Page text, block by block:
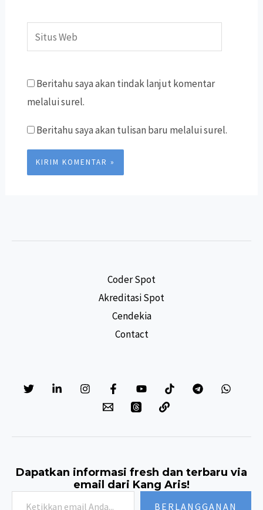
Situs
Web
Beritahu saya akan tindak lanjut komentar
melalui surel.
Beritahu saya akan tulisan baru melalui surel.
Coder Spot
Akreditasi Spot
Cendekia
Contact
Dapatkan informasi fresh dan terbaru via
email dari Kang Aris!
BERLANGGANAN